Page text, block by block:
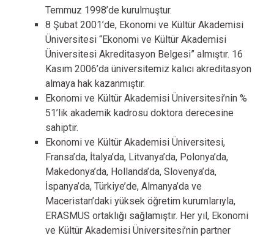
Temmuz 1998’de kurulmuştur.
8 Şubat 2001’de, Ekonomi ve Kültür Akademisi
Üniversitesi “Ekonomi ve Kültür Akademisi
Üniversitesi Akreditasyon Belgesi” almıştır. 16
Kasım 2006’da üniversitemiz kalıcı akreditasyon
almaya hak kazanmıştır.
Ekonomi ve Kültür Akademisi Üniversitesi’nin %
51’lik akademik kadrosu doktora derecesine
sahiptir.
Ekonomi ve Kültür Akademisi Üniversitesi,
Fransa’da, İtalya’da, Litvanya’da, Polonya’da,
Makedonya’da, Hollanda’da, Slovenya’da,
İspanya’da, Türkiye’de, Almanya’da ve
Maceristan’daki yüksek öğretim kurumlarıyla,
ERASMUS ortaklığı sağlamıştır. Her yıl, Ekonomi
ve Kültür Akademisi Üniversitesi’nin partner